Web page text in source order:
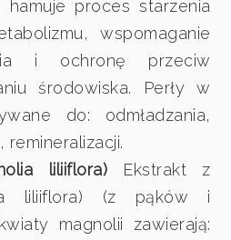
proces starzenia
wspomaganie
i ochronę przeciw
środowiska. Perły w
do: odmładzania,
remineralizacji.
liliiflora) Ekstrakt z
liliiflora) (z pąków i
magnolii zawierają: